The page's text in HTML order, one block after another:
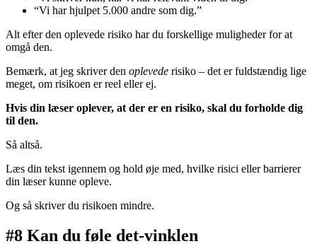
“Vi har hjulpet 5.000 andre som dig.”
Alt efter den oplevede risiko har du forskellige muligheder for at
omgå den.
Bemærk, at jeg skriver den oplevede risiko – det er fuldstændig lige
meget, om risikoen er reel eller ej.
Hvis din læser oplever, at der er en risiko, skal du forholde dig
til den.
Så altså.
Læs din tekst igennem og hold øje med, hvilke risici eller barrierer
din læser kunne opleve.
Og så skriver du risikoen mindre.
#8 Kan du føle det-vinklen